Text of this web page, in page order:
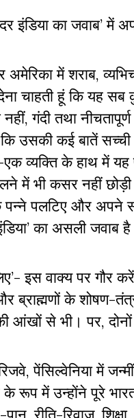
इंडिया का जवाब’में
में शराब,
चाहती हूं कि यह
,गंदी तथा
उसकी कई बातें
एक व्यक्ति के हाथ में
में भी कसर नहीं
पलटिए और अपने
’का असली जवाब
’-इस वाक्य पर गौर
ब्राह्मणों के शोषण-
आंखों से भी। पर,
,पेंसिल्वेनिया में
के रूप में उन्होंने पूरे